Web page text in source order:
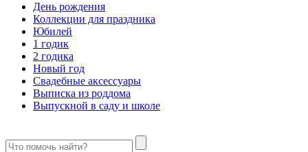
День рождения
Коллекции для праздника
Юбилей
1 годик
2 годика
Новый год
Свадебные аксессуары
Выписка из роддома
Выпускной в саду и школе